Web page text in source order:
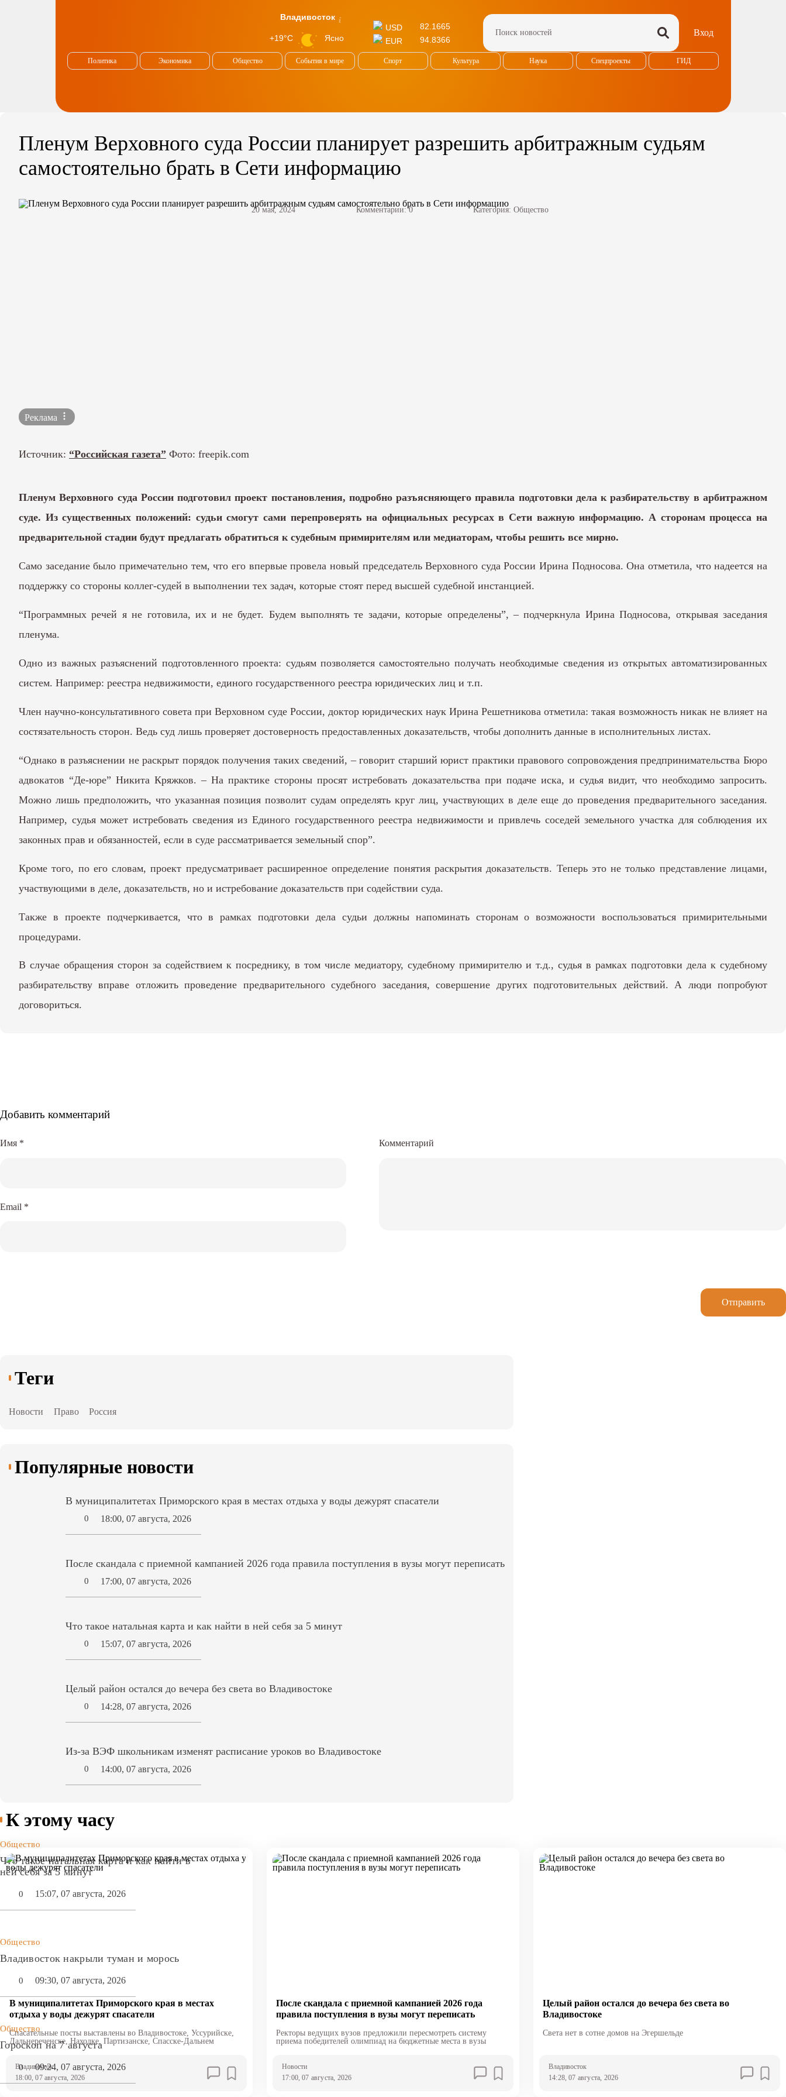
Владивосток
+19°C Ясно
USD
82.1665
EUR
94.8366
Вход
Политика Экономика Общество События в мире Спорт Культура Наука Спецпроекты ГИД
Пленум Верховного суда России планирует разрешить арбитражным судьям
самостоятельно брать в Сети информацию
20 мая, 2024 Комментарии: 0 Категория: Общество
Реклама
Источник: “Российская газета” Фото: freepik.com
Пленум Верховного суда России подготовил проект постановления, подробно разъясняющего правила подготовки дела к разбирательству в арбитражном
суде. Из существенных положений: судьи смогут сами перепроверять на официальных ресурсах в Сети важную информацию. А сторонам процесса на
предварительной стадии будут предлагать обратиться к судебным примирителям или медиаторам, чтобы решить все мирно.
Само заседание было примечательно тем, что его впервые провела новый председатель Верховного суда России Ирина Подносова. Она отметила, что надеется на
поддержку со стороны коллег-судей в выполнении тех задач, которые стоят перед высшей судебной инстанцией.
“Программных речей я не готовила, их и не будет. Будем выполнять те задачи, которые определены”, – подчеркнула Ирина Подносова, открывая заседания
пленума.
Одно из важных разъяснений подготовленного проекта: судьям позволяется самостоятельно получать необходимые сведения из открытых автоматизированных
систем. Например: реестра недвижимости, единого государственного реестра юридических лиц и т.п.
Член научно-консультативного совета при Верховном суде России, доктор юридических наук Ирина Решетникова отметила: такая возможность никак не влияет на
состязательность сторон. Ведь суд лишь проверяет достоверность предоставленных доказательств, чтобы дополнить данные в исполнительных листах.
“Однако в разъяснении не раскрыт порядок получения таких сведений, – говорит старший юрист практики правового сопровождения предпринимательства Бюро
адвокатов “Де-юре” Никита Кряжков. – На практике стороны просят истребовать доказательства при подаче иска, и судья видит, что необходимо запросить.
Можно лишь предположить, что указанная позиция позволит судам определять круг лиц, участвующих в деле еще до проведения предварительного заседания.
Например, судья может истребовать сведения из Единого государственного реестра недвижимости и привлечь соседей земельного участка для соблюдения их
законных прав и обязанностей, если в суде рассматривается земельный спор”.
Кроме того, по его словам, проект предусматривает расширенное определение понятия раскрытия доказательств. Теперь это не только представление лицами,
участвующими в деле, доказательств, но и истребование доказательств при содействии суда.
Также в проекте подчеркивается, что в рамках подготовки дела судьи должны напоминать сторонам о возможности воспользоваться примирительными
процедурами.
В случае обращения сторон за содействием к посреднику, в том числе медиатору, судебному примирителю и т.д., судья в рамках подготовки дела к судебному
разбирательству вправе отложить проведение предварительного судебного заседания, совершение других подготовительных действий. А люди попробуют
договориться.
Добавить комментарий
Комментарий
Имя *
Email *
Отправить
Теги
Новости Право Россия
Популярные новости
В муниципалитетах Приморского края в местах отдыха у воды дежурят спасатели
0 18:00, 07 августа, 2026
После скандала с приемной кампанией 2026 года правила поступления в вузы могут переписать
0 17:00, 07 августа, 2026
Что такое натальная карта и как найти в ней себя за 5 минут
0 15:07, 07 августа, 2026
Целый район остался до вечера без света во Владивостоке
0 14:28, 07 августа, 2026
Из-за ВЭФ школьникам изменят расписание уроков во Владивостоке
0 14:00, 07 августа, 2026
К этому часу
Общество
Что такое натальная карта и как найти в
ней себя за 5 минут
0 15:07, 07 августа, 2026
Общество
Владивосток накрыли туман и морось
0 09:30, 07 августа, 2026
Общество
Гороскоп на 7 августа
0 09:24, 07 августа, 2026
В муниципалитетах Приморского края в местах
отдыха у воды дежурят спасатели
Спасательные посты выставлены во Владивостоке, Уссурийске,
Дальнереченске, Находке, Партизанске, Спасске-Дальнем
Владивосток
18:00, 07 августа, 2026
После скандала с приемной кампанией 2026 года
правила поступления в вузы могут переписать
Ректоры ведущих вузов предложили пересмотреть систему
приема победителей олимпиад на бюджетные места в вузы
Новости
17:00, 07 августа, 2026
Целый район остался до вечера без света во
Владивостоке
Света нет в сотне домов на Эгершельде
Владивосток
14:28, 07 августа, 2026